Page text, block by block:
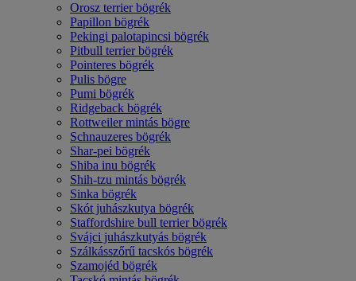
Orosz terrier bögrék
Papillon bögrék
Pekingi palotapincsi bögrék
Pitbull terrier bögrék
Pointeres bögrék
Pulis bögre
Pumi bögrék
Ridgeback bögrék
Rottweiler mintás bögre
Schnauzeres bögrék
Shar-pei bögrék
Shiba inu bögrék
Shih-tzu mintás bögrék
Sinka bögrék
Skót juhászkutya bögrék
Staffordshire bull terrier bögrék
Svájci juhászkutyás bögrék
Szálkásszőrű tacskós bögrék
Szamojéd bögrék